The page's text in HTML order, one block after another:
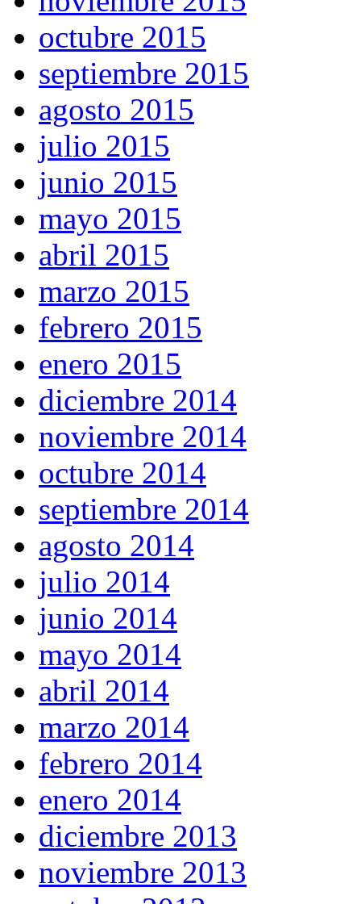
octubre 2015
septiembre 2015
agosto 2015
julio 2015
junio 2015
mayo 2015
abril 2015
marzo 2015
febrero 2015
enero 2015
diciembre 2014
noviembre 2014
octubre 2014
septiembre 2014
agosto 2014
julio 2014
junio 2014
mayo 2014
abril 2014
marzo 2014
febrero 2014
enero 2014
diciembre 2013
noviembre 2013